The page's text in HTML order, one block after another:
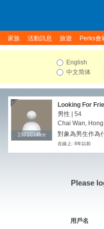
家族 活動訊息 旅遊 Perks會
English
中文简体
1971Coffee
1971Coffee
Looking For
男性 | 54
Chai Wan,
對象為男生作為
在線上: 8年以前
Please
用戶名